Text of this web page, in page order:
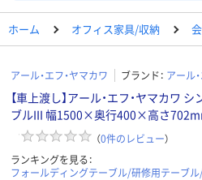
ホーム オフィス家具/収納
アール・エフ・ヤマカワ ブランド： アール
【車上渡し】アール・エフ・ヤマカワ
ブルIII 幅1500×奥行400×高さ
（0件のレビュー）
ランキングを見る：
フォールディングテーブル/研修用テーブ